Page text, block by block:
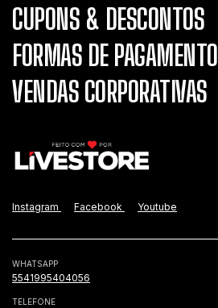
CUPONS & DESCONTOS
FORMAS DE PAGAMENTO
VENDAS CORPORATIVAS
Instagram Facebook Youtube
WHATSAPP
5541995404056
TELEFONE